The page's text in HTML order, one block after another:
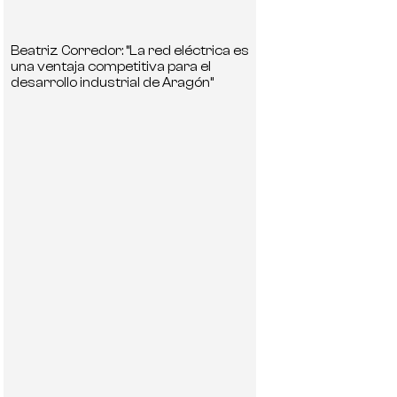
Beatriz Corredor: “La red eléctrica es
una ventaja competitiva para el
desarrollo industrial de Aragón”